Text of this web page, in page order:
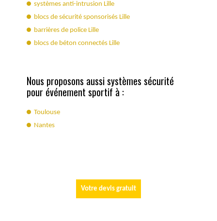
systèmes anti-intrusion Lille
blocs de sécurité sponsorisés Lille
barrières de police Lille
blocs de béton connectés Lille
Nous proposons aussi systèmes sécurité
pour événement sportif à :
Toulouse
Nantes
Votre devis gratuit